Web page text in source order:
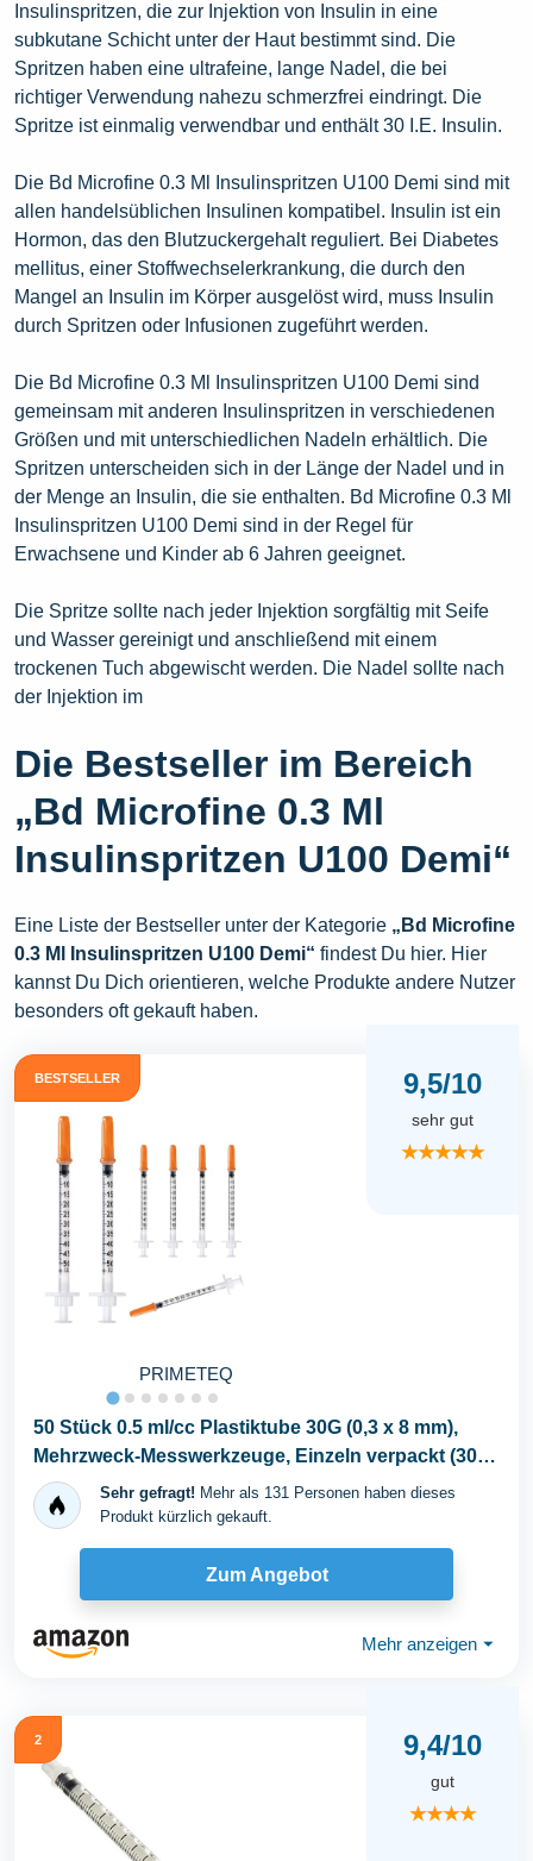
Insulinspritzen, die zur Injektion von Insulin in eine
subkutane Schicht unter der Haut bestimmt sind. Die
Spritzen haben eine ultrafeine, lange Nadel, die bei
richtiger Verwendung nahezu schmerzfrei eindringt. Die
Spritze ist einmalig verwendbar und enthält 30 I.E. Insulin.
Die Bd Microfine 0.3 Ml Insulinspritzen U100 Demi sind mit
allen handelsüblichen Insulinen kompatibel. Insulin ist ein
Hormon, das den Blutzuckergehalt reguliert. Bei Diabetes
mellitus, einer Stoffwechselerkrankung, die durch den
Mangel an Insulin im Körper ausgelöst wird, muss Insulin
durch Spritzen oder Infusionen zugeführt werden.
Die Bd Microfine 0.3 Ml Insulinspritzen U100 Demi sind
gemeinsam mit anderen Insulinspritzen in verschiedenen
Größen und mit unterschiedlichen Nadeln erhältlich. Die
Spritzen unterscheiden sich in der Länge der Nadel und in
der Menge an Insulin, die sie enthalten. Bd Microfine 0.3 Ml
Insulinspritzen U100 Demi sind in der Regel für
Erwachsene und Kinder ab 6 Jahren geeignet.
Die Spritze sollte nach jeder Injektion sorgfältig mit Seife
und Wasser gereinigt und anschließend mit einem
trockenen Tuch abgewischt werden. Die Nadel sollte nach
der Injektion im
Die Bestseller im Bereich
„Bd Microfine 0.3 Ml
Insulinspritzen U100 Demi“
Eine Liste der Bestseller unter der Kategorie „Bd Microfine
0.3 Ml Insulinspritzen U100 Demi“ findest Du hier. Hier
kannst Du Dich orientieren, welche Produkte andere Nutzer
besonders oft gekauft haben.
BESTSELLER
PRIMETEQ
9,5/10
sehr gut
★★★★★
50 Stück 0.5 ml/cc Plastiktube 30G (0,3 x 8 mm),
Mehrzweck-Messwerkzeuge, Einzeln verpackt (30G
x...
Sehr gefragt! Mehr als 131 Personen haben dieses
Produkt kürzlich gekauft.
Zum Angebot
Mehr anzeigen ⏷
2 9,4/10
gut
★★★★